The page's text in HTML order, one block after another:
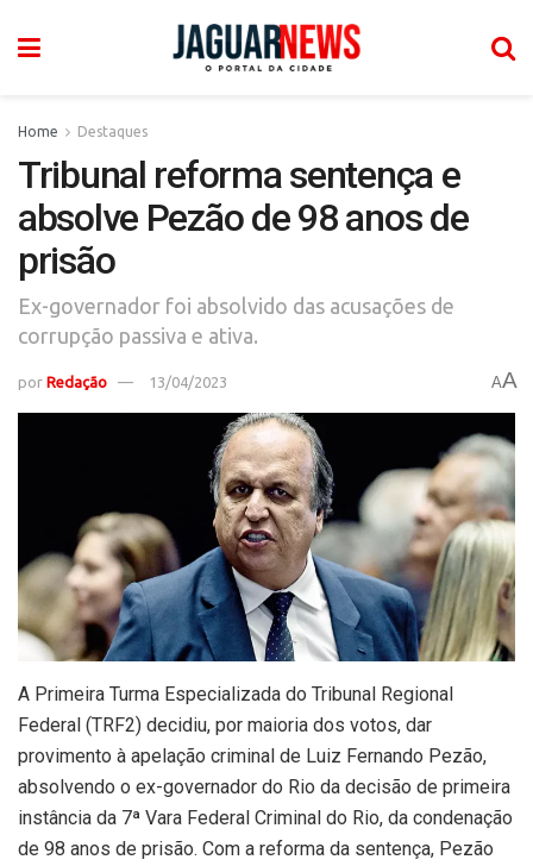
Home Destaques
Tribunal reforma sentença e
absolve Pezão de 98 anos de
prisão
Ex-governador foi absolvido das acusações de
corrupção passiva e ativa.
por Redação 13/04/2023 AA
A Primeira Turma Especializada do Tribunal Regional
Federal (TRF2) decidiu, por maioria dos votos, dar
provimento à apelação criminal de Luiz Fernando Pezão,
absolvendo o ex-governador do Rio da decisão de primeira
instância da 7ª Vara Federal Criminal do Rio, da condenação
de 98 anos de prisão. Com a reforma da sentença, Pezão